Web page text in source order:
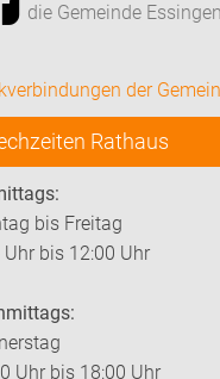
die Gemeinde
der
Rathaus
bis Freitag
Uhr bis 12:00 Uhr
Uhr bis 18:00 Uhr